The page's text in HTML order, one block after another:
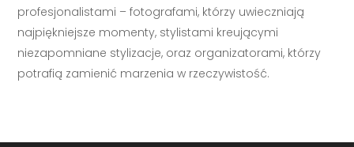
profesjonalistami – fotografami, którzy uwieczniają
najpiękniejsze momenty, stylistami kreującymi
niezapomniane stylizacje, oraz organizatorami, którzy
potrafią zamienić marzenia w rzeczywistość.